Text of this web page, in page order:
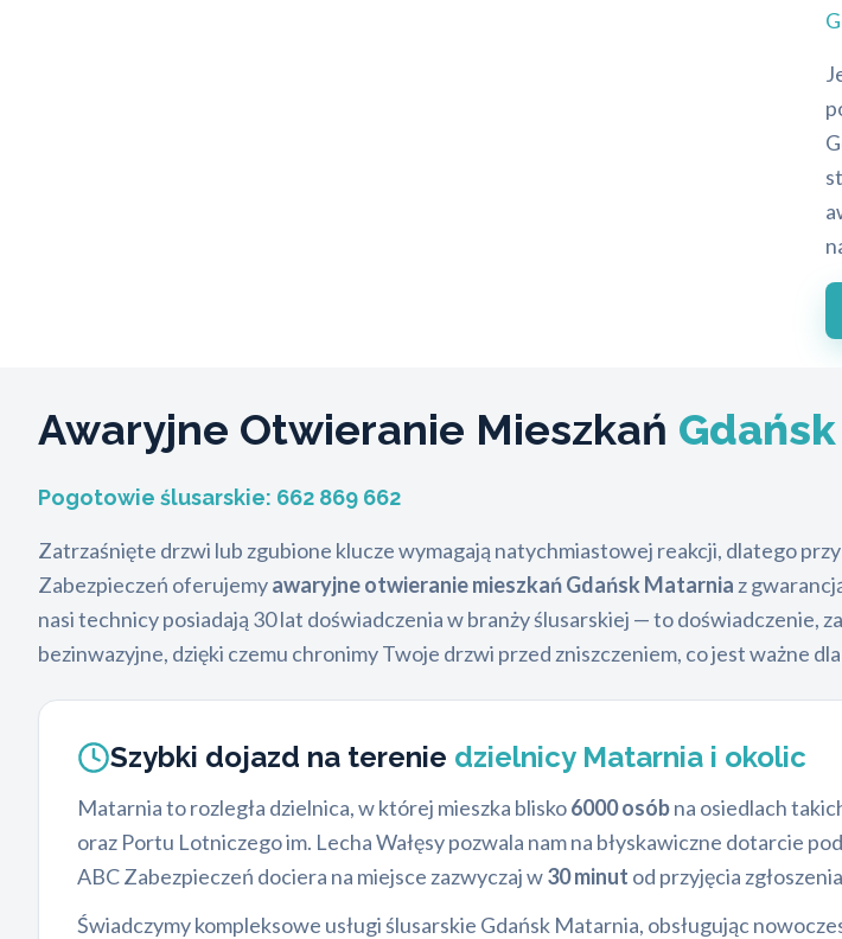
Awaryjne Otwieranie Mieszkań
Pogotowie ślusarskie: 662 869 662
Zatrzaśnięte drzwi lub zgubione klucze wymagają natychmiastowej reakcji, dlatego przy
Zabezpieczeń oferujemyawaryjne otwieranie mieszkań Gdańsk Matarnia z
nasi technicy posiadają 30 lat doświadczenia w branży ślusarskiej — to doświadczenie,
bezinwazyjne, dzięki czemu chronimy Twoje drzwi przed zniszczeniem, co jest ważne
Szybki dojazd na terenie dzielnicy Matarnia i okolic
Matarnia to rozległa dzielnica, w której mieszka blisko6000 osóbna osiedlach
oraz Portu Lotniczego im. Lecha Wałęsy pozwala nam na błyskawiczne dotarcie
ABC Zabezpieczeń dociera na miejsce zazwyczaj w30 minut od przyjęcia
Świadczymy kompleksowe usługi ślusarskie Gdańsk Matarnia, obsługując